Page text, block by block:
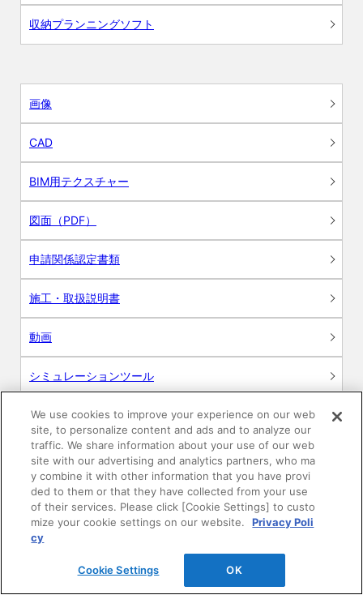
収納プランニングソフト
画像
CAD
BIM用テクスチャー
図面（PDF）
申請関係認定書類
施工・取扱説明書
動画
シミュレーションツール
24時間換気システム〈エアスマート〉
簡易設計見積ソフト
R&Dセンター環境測定・分析サービス
商品マスター申し込み
We use cookies to improve your experience on our web
site, to personalize content and ads and to analyze our
traffic. We share information about your use of our web
site with our advertising and analytics partners, who ma
y combine it with other information that you have provi
ded to them or that they have collected from your use
of their services. Please click [Cookie Settings] to custo
mize your cookie settings on our website.
Privacy Poli
cy
Cookie Settings OK